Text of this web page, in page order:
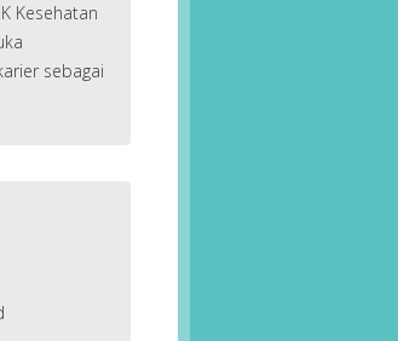
Kesehatan
sebagai